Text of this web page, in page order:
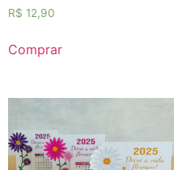
R$ 12,90
Comprar